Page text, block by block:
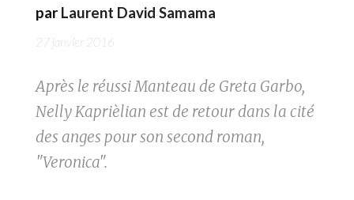
par Laurent David Samama
27 janvier 2016
Après le réussi Manteau de Greta Garbo,
Nelly Kaprièlian est de retour dans la cité
des anges pour son second roman,
"Veronica".